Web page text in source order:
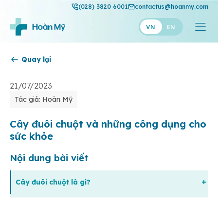
(028) 3820 6001 contactus@hoanmy.com
VN EN
Thuận Mỹ
Quay lại
21/07/2023
Tác giả: Hoàn Mỹ
Cây đuôi chuột và những công dụng cho
sức khỏe
Nội dung bài viết
Cây đuôi chuột là gì?